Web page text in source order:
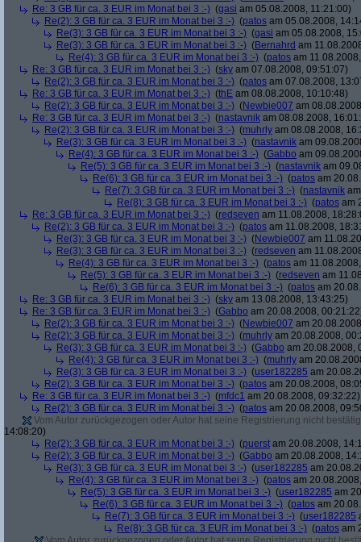
Re: 3 GB für ca. 3 EUR im Monat bei 3 :-) (gasi am 05.08.2008, 11:21:00)
Re(2): 3 GB für ca. 3 EUR im Monat bei 3 :-) (patos am 05.08.2008,
Re(3): 3 GB für ca. 3 EUR im Monat bei 3 :-) (gasi am 05.08.2008,
Re(3): 3 GB für ca. 3 EUR im Monat bei 3 :-) (Bernahrd am
Re(4): 3 GB für ca. 3 EUR im Monat bei 3 :-) (patos am
Re: 3 GB für ca. 3 EUR im Monat bei 3 :-) (sky am 07.08.2008, 09:51:07)
Re(2): 3 GB für ca. 3 EUR im Monat bei 3 :-) (patos am 07.08.2008,
Re: 3 GB für ca. 3 EUR im Monat bei 3 :-) (thE am 08.08.2008, 10:10:48)
Re(2): 3 GB für ca. 3 EUR im Monat bei 3 :-) (Newbie007 am
Re: 3 GB für ca. 3 EUR im Monat bei 3 :-) (nastavnik am 08.08.2008,
Re(2): 3 GB für ca. 3 EUR im Monat bei 3 :-) (muhrly am 08.08.2008,
Re(3): 3 GB für ca. 3 EUR im Monat bei 3 :-) (nastavnik am
Re(4): 3 GB für ca. 3 EUR im Monat bei 3 :-) (Gabbo am
Re(5): 3 GB für ca. 3 EUR im Monat bei 3 :-) (nastavnik am
Re(6): 3 GB für ca. 3 EUR im Monat bei 3 :-) (patos am
Re(7): 3 GB für ca. 3 EUR im Monat bei 3 :-) (nastavnik
Re(8): 3 GB für ca. 3 EUR im Monat bei 3 :-) (patos am
Re: 3 GB für ca. 3 EUR im Monat bei 3 :-) (redseven am 11.08.2008,
Re(2): 3 GB für ca. 3 EUR im Monat bei 3 :-) (patos am 11.08.2008,
Re(3): 3 GB für ca. 3 EUR im Monat bei 3 :-) (Newbie007 am
Re(3): 3 GB für ca. 3 EUR im Monat bei 3 :-) (redseven am
Re(4): 3 GB für ca. 3 EUR im Monat bei 3 :-) (patos am
Re(5): 3 GB für ca. 3 EUR im Monat bei 3 :-) (redseven am
Re(6): 3 GB für ca. 3 EUR im Monat bei 3 :-) (patos am
Re: 3 GB für ca. 3 EUR im Monat bei 3 :-) (sky am 13.08.2008, 13:43:25)
Re: 3 GB für ca. 3 EUR im Monat bei 3 :-) (Gabbo am 20.08.2008,
Re(2): 3 GB für ca. 3 EUR im Monat bei 3 :-) (Newbie007 am
Re(2): 3 GB für ca. 3 EUR im Monat bei 3 :-) (muhrly am 20.08.2008,
Re(3): 3 GB für ca. 3 EUR im Monat bei 3 :-) (Gabbo am 20.08.2008,
Re(4): 3 GB für ca. 3 EUR im Monat bei 3 :-) (muhrly am
Re(3): 3 GB für ca. 3 EUR im Monat bei 3 :-) (user182285 am
Re(2): 3 GB für ca. 3 EUR im Monat bei 3 :-) (patos am 20.08.2008,
Re: 3 GB für ca. 3 EUR im Monat bei 3 :-) (mfdc1 am 20.08.2008, 09:32:22)
Re(2): 3 GB für ca. 3 EUR im Monat bei 3 :-) (patos am 20.08.2008,
Vom Autor zurückgezogen oder Autor hat seine Registrierung nicht
14:08:20)
Re(2): 3 GB für ca. 3 EUR im Monat bei 3 :-) (puerst am 20.08.2008,
Re(2): 3 GB für ca. 3 EUR im Monat bei 3 :-) (Gabbo am 20.08.2008,
Re(3): 3 GB für ca. 3 EUR im Monat bei 3 :-) (user182285 am
Re(4): 3 GB für ca. 3 EUR im Monat bei 3 :-) (patos am
Re(5): 3 GB für ca. 3 EUR im Monat bei 3 :-) (user182285 am
Re(6): 3 GB für ca. 3 EUR im Monat bei 3 :-) (patos am
Re(7): 3 GB für ca. 3 EUR im Monat bei 3 :-) (user182285
Re(8): 3 GB für ca. 3 EUR im Monat bei 3 :-) (patos am